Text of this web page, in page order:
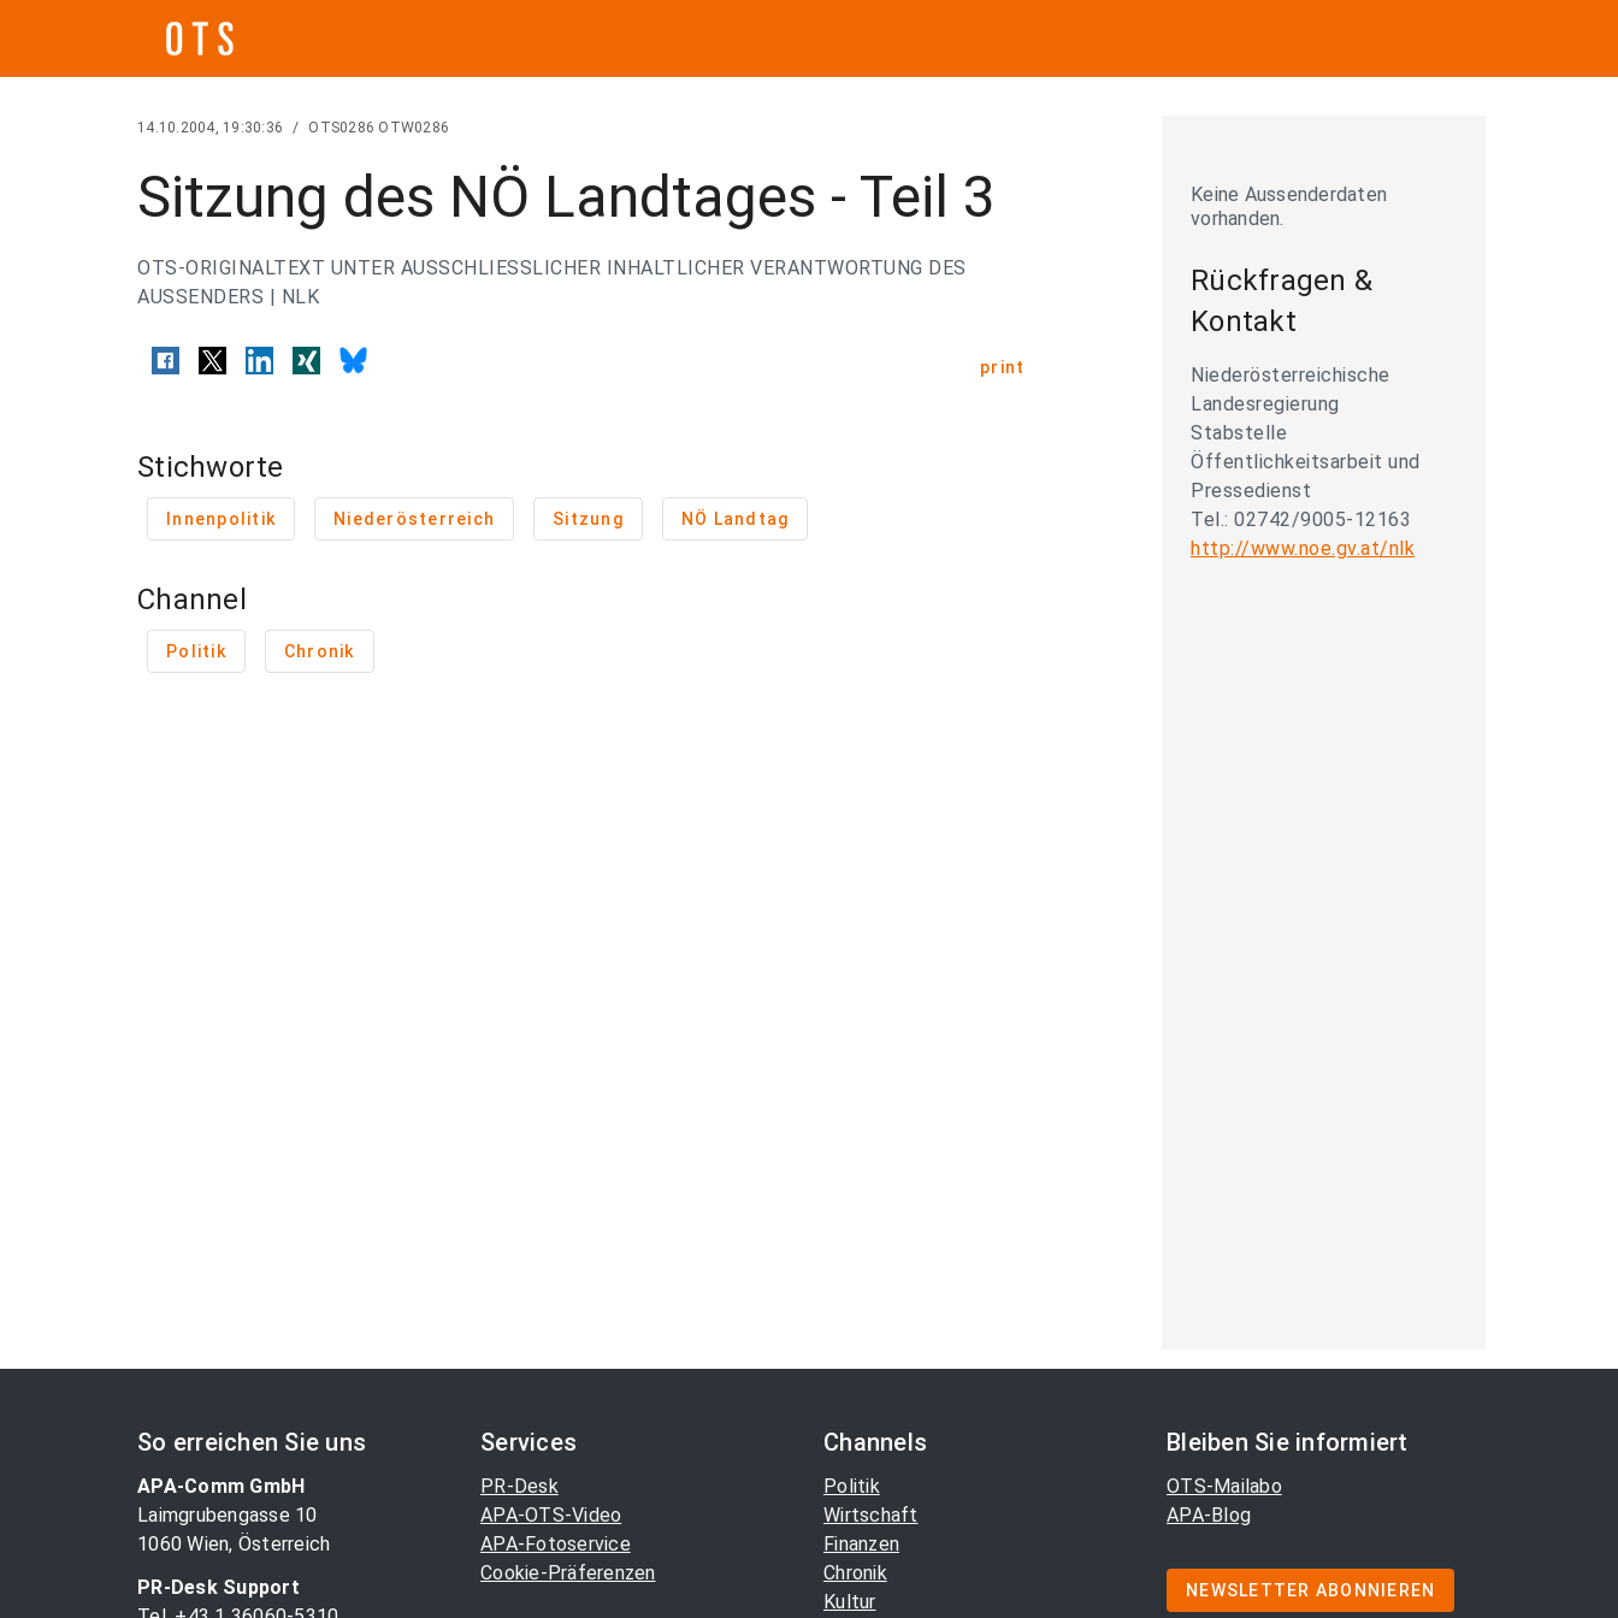
14.10.2004, 19:30:36 / OTS0286 OTW0286
Sitzung des NÖ Landtages - Teil 3
OTS-ORIGINALTEXT UNTER AUSSCHLIESSLICHER INHALTLICHER VERANTWORTUNG DES
AUSSENDERS | NLK
print
Stichworte
Innenpolitik Niederösterreich Sitzung NÖ Landtag
Channel
Politik Chronik
Keine Aussenderdaten
vorhanden.
Rückfragen &
Kontakt
Niederösterreichische
Landesregierung
Stabstelle
Öffentlichkeitsarbeit und
Pressedienst
Tel.: 02742/9005-12163
http://www.noe.gv.at/nlk
So erreichen Sie uns
APA-Comm GmbH
Laimgrubengasse 10
1060 Wien, Österreich
PR-Desk Support
Services
PR-Desk
APA-OTS-Video
APA-Fotoservice
Cookie-Präferenzen
Channels
Politik
Wirtschaft
Finanzen
Chronik
Kultur
Bleiben Sie informiert
OTS-Mailabo
APA-Blog
NEWSLETTER ABONNIEREN